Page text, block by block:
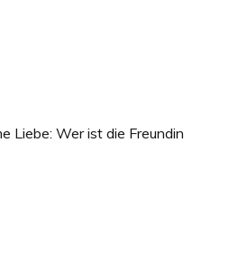
Liebe: Wer ist die Freundin